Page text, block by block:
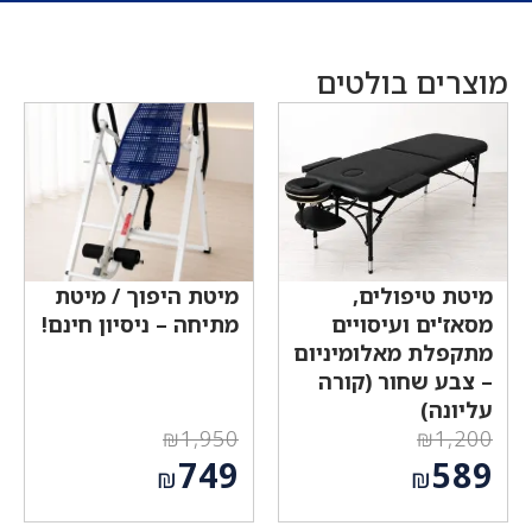
מוצרים בולטים
מיטת טיפולים,
מסאז'ים ועיסויים
מתקפלת מאלומיניום
– צבע שחור (קורה
עליונה)
₪1,200
המחיר
המקורי
היה:
₪589
מיטת היפוך / מיטת
מתיחה – ניסיון חינם!
₪1,950
המחיר
המקורי
היה:
₪749